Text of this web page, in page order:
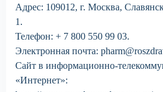
Адрес: 109012, г. Москва,
1.
Телефон: + 7 800 550 99 03.
Электронная почта:
Сайт в информационно-
«Интернет»: